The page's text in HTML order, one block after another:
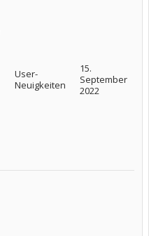
User-
Neuigkeiten
15.
September
2022